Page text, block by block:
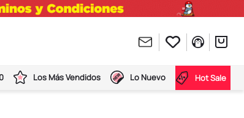
Los Más Vendidos Lo Nuevo Hot Sale